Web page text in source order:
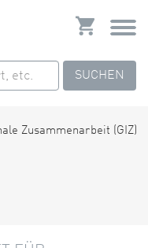
SUCHEN